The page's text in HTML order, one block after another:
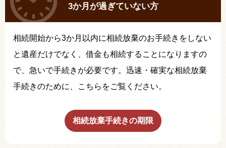
3か月が過ぎていない方
相続開始から3か月以内に相続放棄のお手続きをしない
と遺産だけでなく、借金も相続することになりますの
で、急いで手続きが必要です。迅速・確実な相続放棄
手続きのために、こちらをご覧ください。
相続放棄手続きの期限